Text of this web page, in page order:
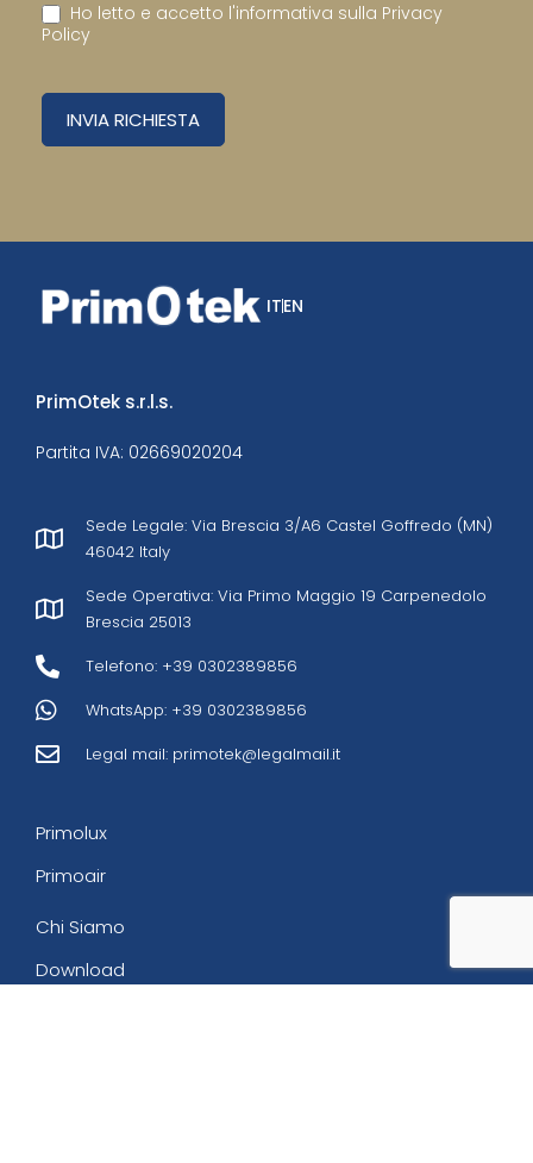
Ho letto e accetto l'informativa sulla Privacy
Policy
INVIA RICHIESTA
ITEN
PrimOtek s.r.l.s.
Partita IVA: 02669020204
Sede Legale: Via Brescia 3/A6 Castel Goffredo (MN)
46042 Italy
Sede Operativa: Via Primo Maggio 19 Carpenedolo
Brescia 25013
Telefono: +39 0302389856
WhatsApp: +39 0302389856
Legal mail: primotek@legalmail.it
Primolux
Primoair
Chi Siamo
Download